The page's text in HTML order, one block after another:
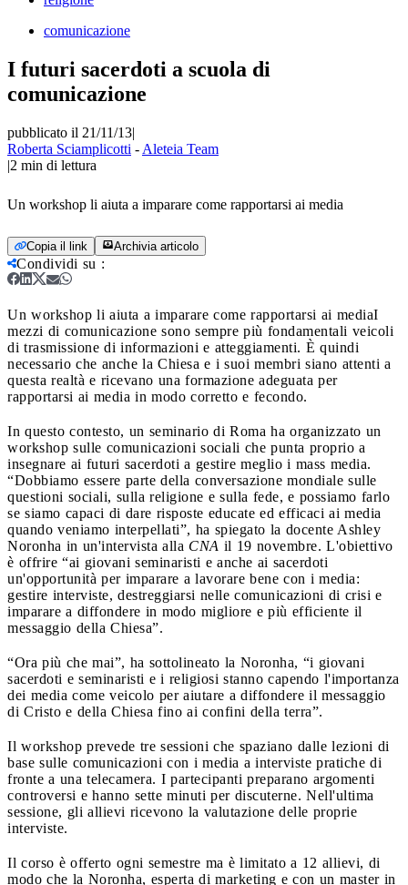
comunicazione
I futuri sacerdoti a scuola di
comunicazione
pubblicato il 21/11/13|
Roberta Sciamplicotti - Aleteia Team
|2 min di lettura
Un workshop li aiuta a imparare come rapportarsi ai media
Copia il link Archivia articolo
Condividi su :
Un workshop li aiuta a imparare come rapportarsi ai mediaI
mezzi di comunicazione sono sempre più fondamentali veicoli
di trasmissione di informazioni e atteggiamenti. È quindi
necessario che anche la Chiesa e i suoi membri siano attenti a
questa realtà e ricevano una formazione adeguata per
rapportarsi ai media in modo corretto e fecondo.
In questo contesto, un seminario di Roma ha organizzato un
workshop sulle comunicazioni sociali che punta proprio a
insegnare ai futuri sacerdoti a gestire meglio i mass media.
“Dobbiamo essere parte della conversazione mondiale sulle
questioni sociali, sulla religione e sulla fede, e possiamo farlo
se siamo capaci di dare risposte educate ed efficaci ai media
quando veniamo interpellati”, ha spiegato la docente Ashley
Noronha in un'intervista alla CNA il 19 novembre. L'obiettivo
è offrire “ai giovani seminaristi e anche ai sacerdoti
un'opportunità per imparare a lavorare bene con i media:
gestire interviste, destreggiarsi nelle comunicazioni di crisi e
imparare a diffondere in modo migliore e più efficiente il
messaggio della Chiesa”.
“Ora più che mai”, ha sottolineato la Noronha, “i giovani
sacerdoti e seminaristi e i religiosi stanno capendo l'importanza
dei media come veicolo per aiutare a diffondere il messaggio
di Cristo e della Chiesa fino ai confini della terra”.
Il workshop prevede tre sessioni che spaziano dalle lezioni di
base sulle comunicazioni con i media a interviste pratiche di
fronte a una telecamera. I partecipanti preparano argomenti
controversi e hanno sette minuti per discuterne. Nell'ultima
sessione, gli allievi ricevono la valutazione delle proprie
interviste.
Il corso è offerto ogni semestre ma è limitato a 12 allievi, di
modo che la Noronha, esperta di marketing e con un master in